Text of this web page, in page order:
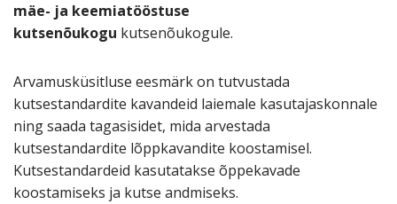
mäe- ja keemiatööstuse
kutsenõukogu kutsenõukogule.
Arvamusküsitluse eesmärk on tutvustada
kutsestandardite kavandeid laiemale kasutajaskonnale
ning saada tagasisidet, mida arvestada
kutsestandardite lõppkavandite koostamisel.
Kutsestandardeid kasutatakse õppekavade
koostamiseks ja kutse andmiseks.